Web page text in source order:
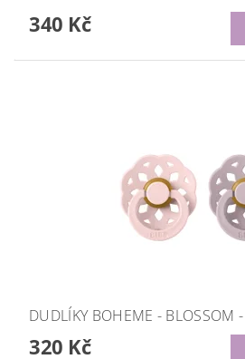
340 Kč
DUDLÍKY BOHEME - BLOSSOM -
320 Kč